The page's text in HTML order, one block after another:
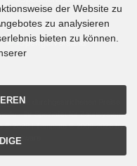
Sperrgutversand
. Die durchgestrichenen Preise
- Ihr Spezialist für Zaunsysteme.
© 2026 | Template © 2009-2026 by
der Website zu
zu analysieren
bieten zu können.